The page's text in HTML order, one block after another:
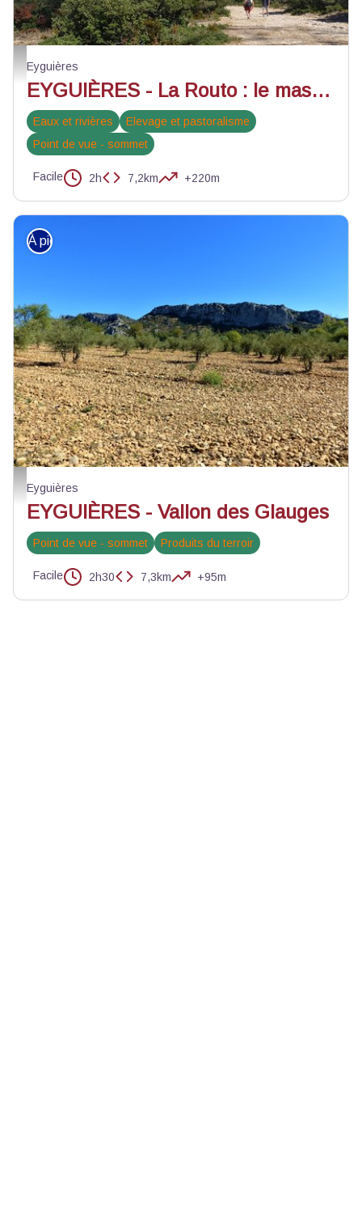
Balade sur les pentes du défends - ©Jason Gaydier - PNR Alpilles
Eyguières
EYGUIÈRES - La Routo : le massif du Défends
Eaux et rivières
Elevage et pastoralisme
Point de vue - sommet
Facile 2h 7,2km +220m
Oliveraie ou champ d'oliviers - ©Rémi Sérange - PNR Alpilles
À pied
Eyguières
EYGUIÈRES - Vallon des Glauges
Point de vue - sommet Produits du terroir
Facile 2h30 7,3km +95m